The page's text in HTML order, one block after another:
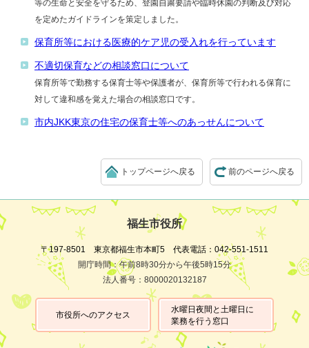
等の生命と安全を守るため、登園自粛要請や臨時休園の判断及び対応
を定めたガイドラインを策定しました。
保育所等における医療的ケア児の受入れを行っています
不適切保育などの相談窓口について
保育所等で勤務する保育士等や保護者が、保育所等で行われる保育に
対して違和感を覚えた場合の相談窓口です。
市内JKK東京の住宅の保育士等へのあっせんについて
前のページへ戻る
トップページへ戻る
福生市役所
〒197-8501 東京都福生市本町5 代表電話：042-551-1511
開庁時間：午前8時30分から午後5時15分
法人番号：8000020132187
市役所へのアクセス
水曜日夜間と土曜日に
業務を行う窓口